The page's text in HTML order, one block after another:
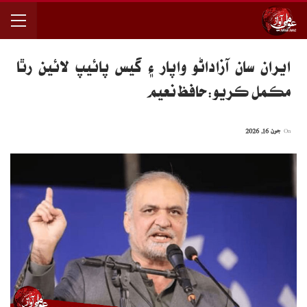
ايران سان آزاداڻو واپار ۽ گيس پائيپ لائين رٿا
مڪمل ڪريو:حافظ نعيم